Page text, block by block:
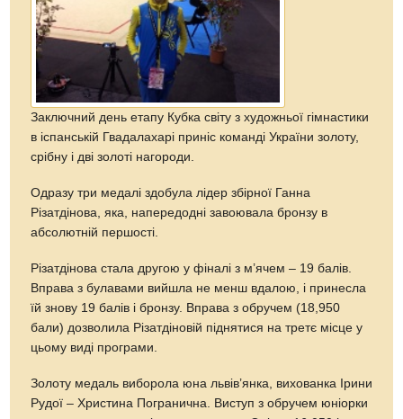
Заключний день етапу Кубка світу з художньої гімнастики
в іспанській Гвадалахарі приніс команді України золоту,
срібну і дві золоті нагороди.
Одразу три медалі здобула лідер збірної Ганна
Різатдінова, яка, напередодні завоювала бронзу в
абсолютній першості.
Різатдінова стала другою у фіналі з м’ячем – 19 балів.
Вправа з булавами вийшла не менш вдалою, і принесла
їй знову 19 балів і бронзу. Вправа з обручем (18,950
бали) дозволила Різатдіновій піднятися на третє місце у
цьому виді програми.
Золоту медаль виборола юна львів’янка, вихованка Ірини
Рудої – Христина Погранична. Виступ з обручем юніорки